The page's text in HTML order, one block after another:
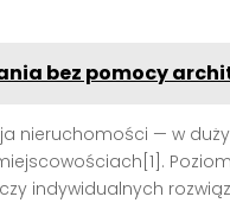
bez pomocy
nieruchomości — w
indywidualnych